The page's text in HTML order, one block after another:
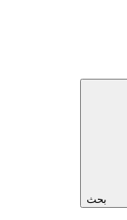
بحث